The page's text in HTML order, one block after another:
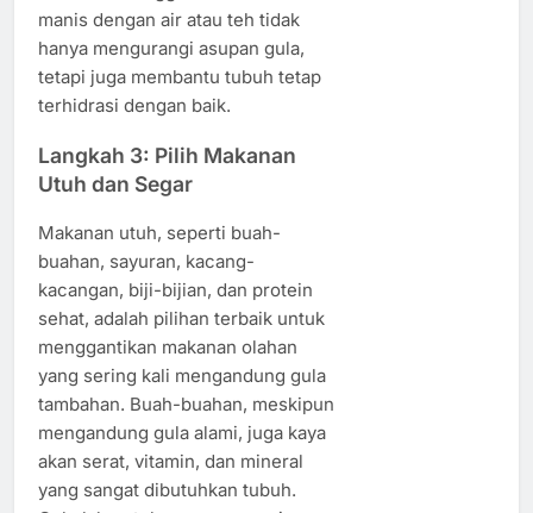
manis dengan air atau teh tidak
hanya mengurangi asupan gula,
tetapi juga membantu tubuh tetap
terhidrasi dengan baik.
Langkah 3: Pilih Makanan
Utuh dan Segar
Makanan utuh, seperti buah-
buahan, sayuran, kacang-
kacangan, biji-bijian, dan protein
sehat, adalah pilihan terbaik untuk
menggantikan makanan olahan
yang sering kali mengandung gula
tambahan. Buah-buahan, meskipun
mengandung gula alami, juga kaya
akan serat, vitamin, dan mineral
yang sangat dibutuhkan tubuh.